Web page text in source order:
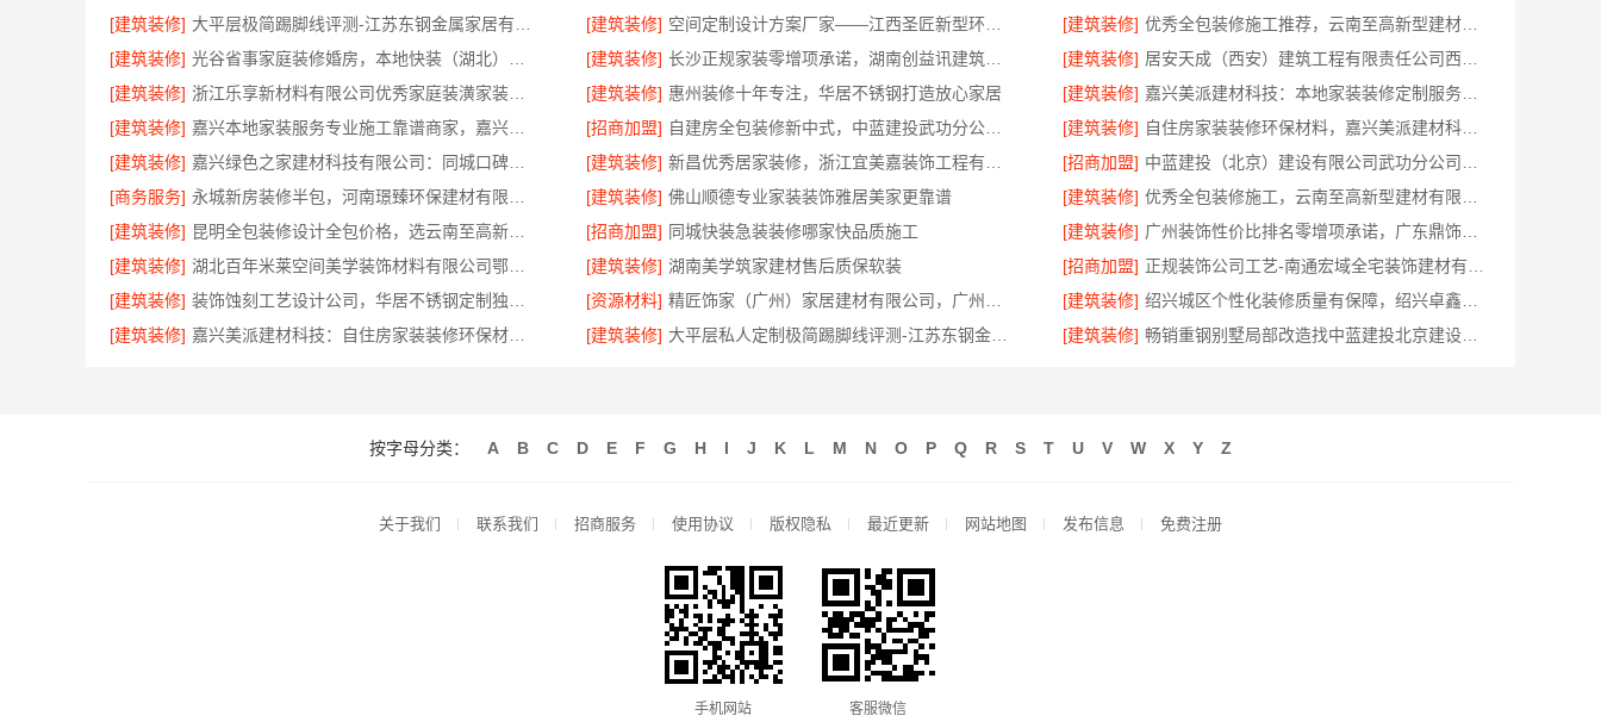
[建筑装修]
[建筑装修] [建筑装修]
[建筑装修]
[建筑装修] [建筑装修]
[建筑装修]
[建筑装修] 惠州装修十年专注，华居不锈钢打造放心家居 [建筑装修]
[建筑装修]
[招商加盟] [建筑装修]
[建筑装修]
[建筑装修] [招商加盟]
[商务服务]
[建筑装修] 佛山顺德专业家装装饰雅居美家更靠谱 [建筑装修]
[建筑装修]
[招商加盟] 同城快装急装装修哪家快品质施工 [建筑装修]
[建筑装修]
[建筑装修] 湖南美学筑家建材售后质保软装 [招商加盟]
[建筑装修]
[资源材料] [建筑装修]
[建筑装修]
[建筑装修] [建筑装修]
按字母分类： A B C D E F G H I J K L M N O P Q R S T U V W X Y Z
关于我们 联系我们 招商服务 使用协议 版权隐私 最近更新 网站地图 发布信息 免费注册
手机网站 客服微信